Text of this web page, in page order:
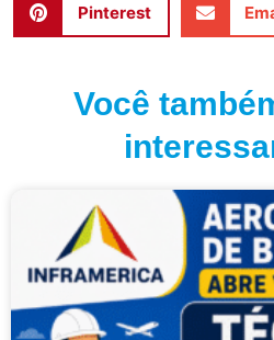
Pinterest
Você